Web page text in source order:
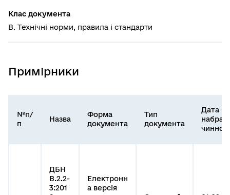
Клас документа
В. Технічні норми, правила і стандарти
Примірники
№п/
п
Назва
Форма
документа
Тип
документа
Дата
ДБН
В.2.2-
3:201
Електронн
а версія